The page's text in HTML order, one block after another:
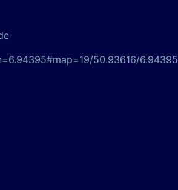
50.93616/6.94395